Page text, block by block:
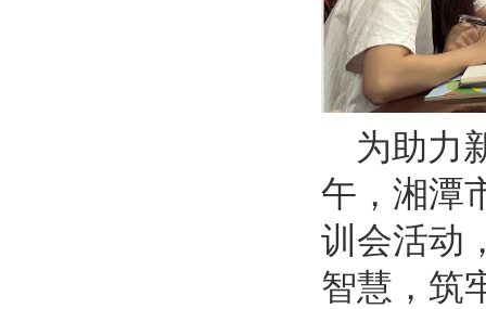
为助力
午 ，湘潭
训会活动
智慧，筑